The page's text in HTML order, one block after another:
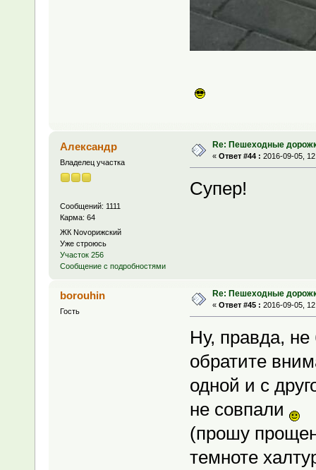
Александр
Владелец участка
Сообщений: 1111
Карма: 64
ЖК Novoрижский
Уже строюсь
Участок 256
Сообщение с подробностями
Re: Пешеходные
« Ответ #44 : 2016-09-05,
Супер!
borouhin
Гость
Re: Пешеходные
« Ответ #45 : 2016-09-05,
Ну, правда,
обратите
одной и с
не совпали
(прошу
темноте